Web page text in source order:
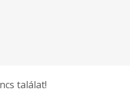
találat!